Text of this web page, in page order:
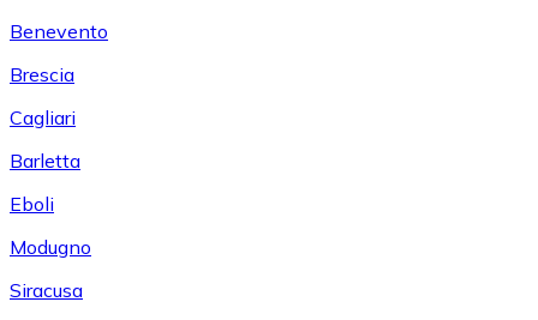
Benevento
Brescia
Cagliari
Barletta
Eboli
Modugno
Siracusa